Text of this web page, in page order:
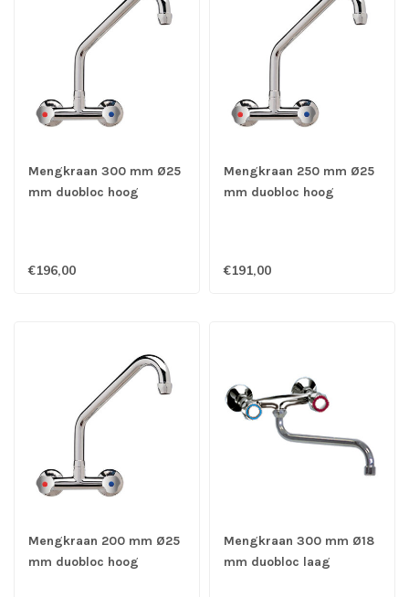
Mengkraan 300 mm Ø25
mm duobloc hoog
€196,00
Mengkraan 250 mm Ø25
mm duobloc hoog
€191,00
Mengkraan 200 mm Ø25
mm duobloc hoog
Mengkraan 300 mm Ø18
mm duobloc laag